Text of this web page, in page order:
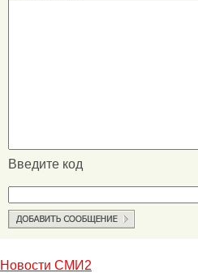
Введите код
Новости СМИ2